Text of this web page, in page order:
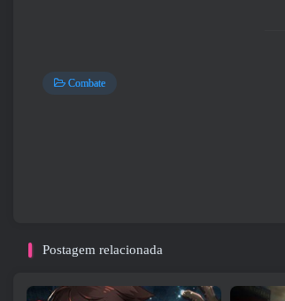
Combate
Postagem relacionada